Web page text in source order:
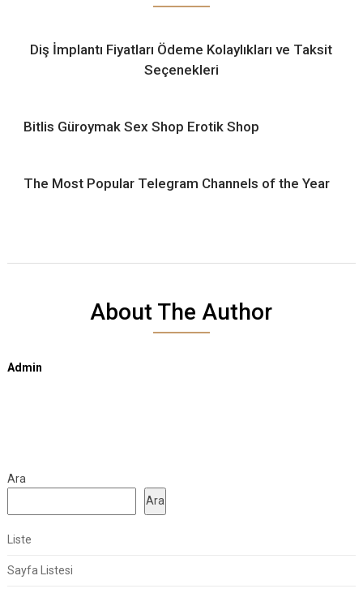
Diş İmplantı Fiyatları Ödeme Kolaylıkları ve Taksit
Seçenekleri
Bitlis Güroymak Sex Shop Erotik Shop
The Most Popular Telegram Channels of the Year
About The Author
Admin
Ara
Ara
Liste
Sayfa Listesi